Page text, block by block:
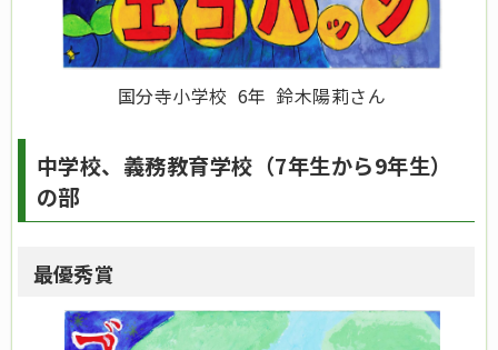
国分寺小学校 6年 鈴木陽莉さん
中学校、義務教育学校（7年生から9年生）
の部
最優秀賞